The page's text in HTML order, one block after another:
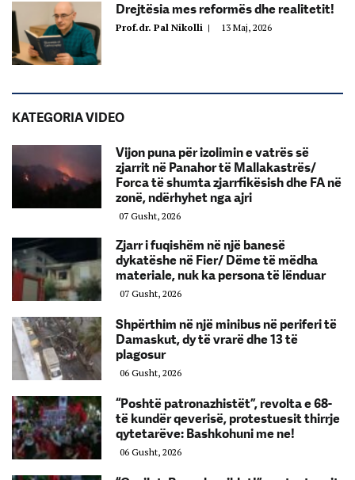
Drejtësia mes reformës dhe realitetit!
Prof.dr. Pal Nikolli | 13 Maj, 2026
KATEGORIA VIDEO
Vijon puna për izolimin e vatrës së
zjarrit në Panahor të Mallakastrës/
Forca të shumta zjarrfikësish dhe FA në
zonë, ndërhyhet nga ajri
07 Gusht, 2026
Zjarr i fuqishëm në një banesë
dykatëshe në Fier/ Dëme të mëdha
materiale, nuk ka persona të lënduar
07 Gusht, 2026
Shpërthim në një minibus në periferi të
Damaskut, dy të vrarë dhe 13 të
plagosur
06 Gusht, 2026
“Poshtë patronazhistët”, revolta e 68-
të kundër qeverisë, protestuesit thirrje
qytetarëve: Bashkohuni me ne!
06 Gusht, 2026